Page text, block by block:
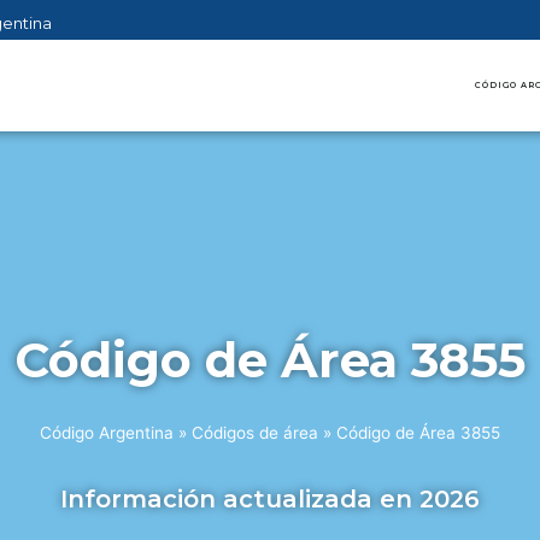
CÓDIGO
Código de Área 3855
Código Argentina » Códigos de área » Código de Área 3855
Información actualizada en 2026